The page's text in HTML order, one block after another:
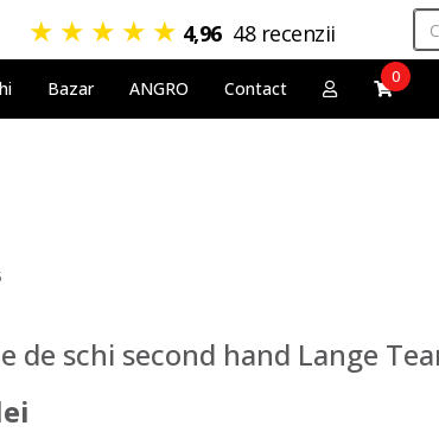
★ ★ ★ ★ ★ 4,96 48 recenzii
Bazar ANGRO Contact
0
de schi second hand Lange